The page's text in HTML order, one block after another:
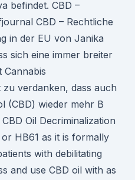
befindet. CBD –
CBD – Rechtliche
in der EU von Janika
sich eine immer breiter
Cannabis
zu verdanken, dass auch
(CBD) wieder mehr B
Oil Decriminalization
or HB61 as it is formally
with debilitating
and use CBD oil with as